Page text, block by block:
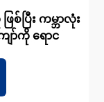
စ်ပြီး ကမ္ဘာလုံး
ော်ကို ရောင